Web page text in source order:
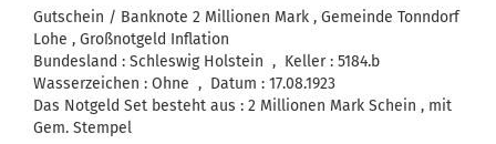
Gutschein / Banknote 2 Millionen Mark , Gemeinde Tonndorf
Lohe , Großnotgeld Inflation
Bundesland : Schleswig Holstein , Keller : 5184.b
Wasserzeichen : Ohne , Datum : 17.08.1923
Das Notgeld Set besteht aus : 2 Millionen Mark Schein , mit
Gem. Stempel